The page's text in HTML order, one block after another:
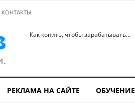
КОНТАКТЫ
Как копить, чтобы зарабатывать...
РЕКЛАМА НА САЙТЕ ОБУЧЕНИЕ